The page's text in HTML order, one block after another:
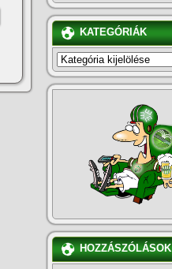
KATEGÓRIÁK
KATEGÓRIÁK
HOZZÁSZÓLÁSOK